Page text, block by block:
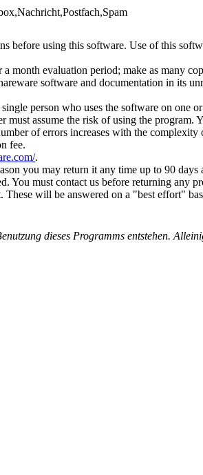
before using this software. Use of this
month evaluation period; make as many
software and documentation in its
person who uses the software on one
assume the risk of using the program.
of errors increases with the
fee.
.
you may return it any time up to 90
You must contact us before returning any
will be answered on a "best effort"
dieses Programms entstehen.